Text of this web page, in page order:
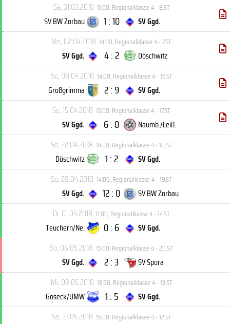
Sa, 31.03.2018 11:00,Regionalklasse 4 - 8.ST
SV BW Zorbau 1 : 10
SV Ggd.
Mo, 02.04.2018 14:00,Regionalklasse 4 - 7.ST
SV Ggd. 4 : 2
Döschwitz
So, 08.04.2018 14:00,Regionalklasse 4 - 16.ST
Großgrimma 2 : 9
SV Ggd.
So, 15.04.2018 15:00,Regionalklasse 4 - 17.ST
SV Ggd. 6 : 0
Naumb./Leiß.
So, 22.04.2018 14:00,Regionalklasse 4 - 18.ST
Döschwitz 1 : 2
SV Ggd.
So, 29.04.2018 14:00,Regionalklasse 4 - 19.ST
SV Ggd. 12 : 0
SV BW Zorbau
Di, 01.05.2018 11:00,Regionalklasse 4 - 14.ST
Teuchern/Ne. 0 : 6
SV Ggd.
So, 06.05.2018 15:00,Regionalklasse 4 - 20.ST
SV Ggd. 2 : 3
SV Spora
Mi, 09.05.2018 18:30,Regionalklasse 4 - 13.ST
Goseck/UMW 1 : 5
SV Ggd.
So, 27.05.2018 15:00,Regionalklasse 4 - 12.ST